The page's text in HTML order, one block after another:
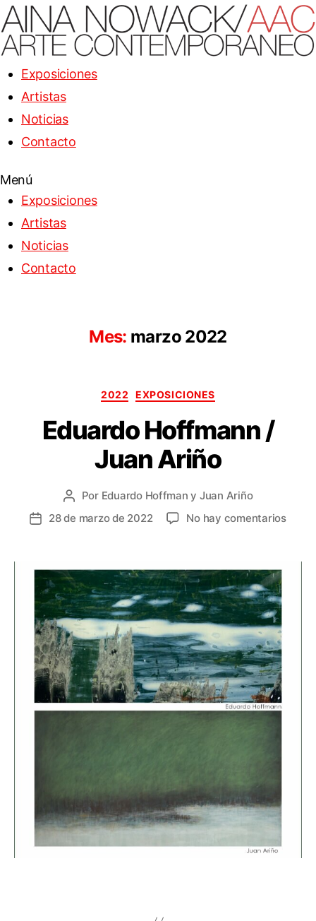
Exposiciones
Artistas
Noticias
Contacto
Menú
Exposiciones
Artistas
Noticias
Contacto
Mes: marzo 2022
Categorías
2022 EXPOSICIONES
Eduardo Hoffmann /
Juan Ariño
Autor
de
Por Eduardo Hoffman y Juan Ariño
Fecha28 de marzo de 2022 No hay comentariosen